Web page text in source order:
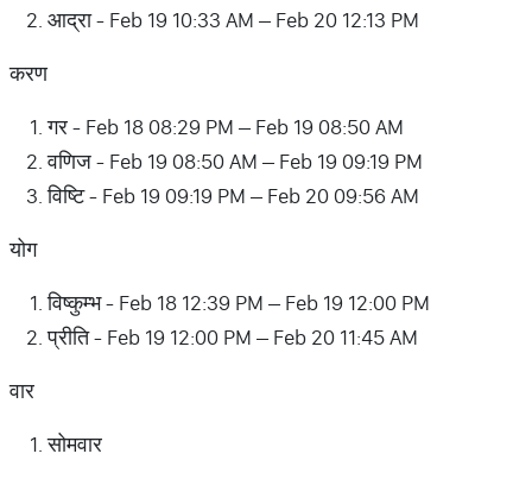
आद्रा - Feb 19 10:33 AM – Feb 20 12:13 PM
करण
गर - Feb 18 08:29 PM – Feb 19 08:50 AM
वणिज - Feb 19 08:50 AM – Feb 19 09:19 PM
विष्टि - Feb 19 09:19 PM – Feb 20 09:56 AM
योग
विष्कुम्भ - Feb 18 12:39 PM – Feb 19 12:00 PM
प्रीति - Feb 19 12:00 PM – Feb 20 11:45 AM
वार
सोमवार